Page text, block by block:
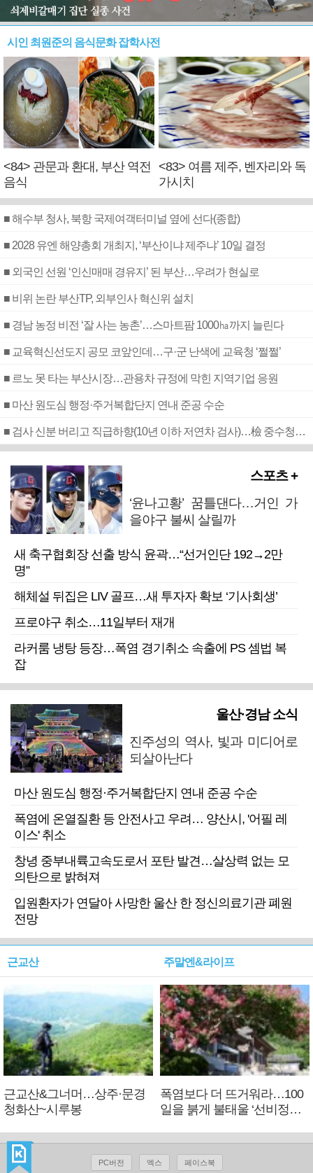
시인 최원준의 음식문화 잡학사전
<84> 관문과 환대, 부산 역전
음식
<83> 여름 제주, 벤자리와 독
가시치
■ 해수부 청사, 북항 국제여객터미널 옆에 선다(종합)
■ 2028 유엔 해양총회 개최지, ‘부산이냐 제주냐’ 10일 결정
■ 외국인 선원 ‘인신매매 경유지’ 된 부산…우려가 현실로
■ 비위 논란 부산TP, 외부인사 혁신위 설치
■ 경남 농정 비전 ‘잘 사는 농촌’…스마트팜 1000㏊까지 늘린다
■ 교육혁신선도지 공모 코앞인데…구·군 난색에 교육청 ‘쩔쩔’
■ 르노 못 타는 부산시장…관용차 규정에 막힌 지역기업 응원
■ 마산 원도심 행정·주거복합단지 연내 준공 수순
■ 검사 신분 버리고 직급하향(10년 이하 저연차 검사)…檢 중수청행 기피
스포츠 +
‘윤나고황’ 꿈틀댄다…거인 가
을야구 불씨 살릴까
새 축구협회장 선출 방식 윤곽…“선거인단 192→2만
명”
해체설 뒤집은 LIV 골프…새 투자자 확보 ‘기사회생’
프로야구 취소…11일부터 재개
라커룸 냉탕 등장…폭염 경기취소 속출에 PS 셈법 복
잡
울산·경남 소식
진주성의 역사, 빛과 미디어로
되살아난다
마산 원도심 행정·주거복합단지 연내 준공 수순
폭염에 온열질환 등 안전사고 우려… 양산시, '어필 레
이스' 취소
창녕 중부내륙고속도로서 포탄 발견…살상력 없는 모
의탄으로 밝혀져
입원환자가 연달아 사망한 울산 한 정신의료기관 폐원
전망
근교산
근교산&그너머…상주·문경
청화산~시루봉
주말엔&라이프
폭염보다 더 뜨거워라…100
일을 붉게 불태울 ‘선비정신’
PC버전 엑스 페이스북